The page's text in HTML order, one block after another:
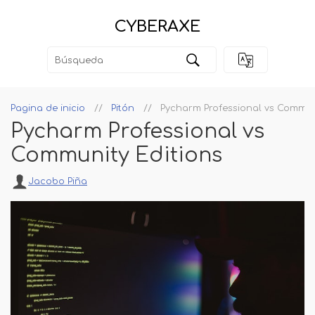
CYBERAXE
Pagina de inicio Pitón Pycharm Professional vs
Pycharm Professional vs
Community Editions
Jacobo Piña